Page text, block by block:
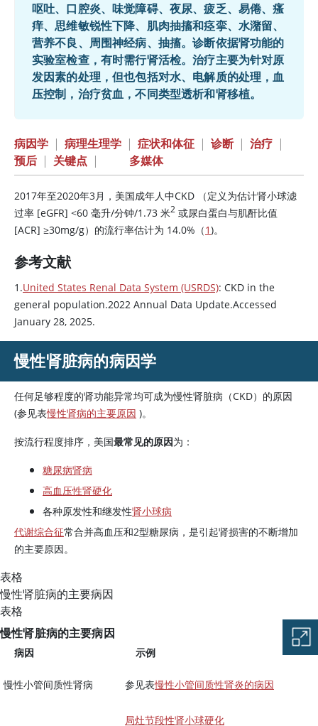
呕吐、口腔炎、味觉障碍、夜尿、疲乏、易倦、瘙
痒、思维敏锐性下降、肌肉抽搐和痉挛、水潴留、
营养不良、周围神经病、抽搐。诊断依据肾功能的
实验室检查，有时需行肾活检。治疗主要为针对原
发因素的处理，但也包括对水、电解质的处理，血
压控制，治疗贫血，不同类型透析和肾移植。
病因学 | 病理生理学 | 症状和体征 | 诊断 | 治疗 |
预后 | 关键点 | 多媒体
2017年至2020年3月，美国成年人中CKD （定义为估计肾小球滤
过率 [eGFR] <60 毫升/分钟/1.73 米2 或尿白蛋白与肌酐比值
[ACR] ≥30mg/g）的流行率估计为 14.0%（1)。
参考文献
1.United States Renal Data System (USRDS): CKD in the
general population.2022 Annual Data Update.Accessed
January 28, 2025.
慢性肾脏病的病因学
任何足够程度的肾功能异常均可成为慢性肾脏病（CKD）的原因
(参见表慢性肾病的主要原因 )。
按流行程度排序，美国最常见的原因为：
糖尿病肾病
高血压性肾硬化
各种原发性和继发性肾小球病
代谢综合征常合并高血压和2型糖尿病，是引起肾损害的不断增加
的主要原因。
表格
慢性肾脏病的主要病因
表格
慢性肾脏病的主要病因
病因 示例
慢性小管间质性肾病 参见表慢性小管间质性肾炎的病因
局灶节段性肾小球硬化